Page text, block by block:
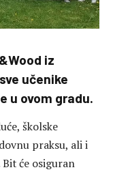
iz
učenike
u ovom gradu.
školske
praksu, ali i
će osiguran